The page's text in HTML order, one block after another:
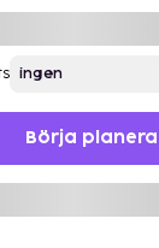
Börja planera